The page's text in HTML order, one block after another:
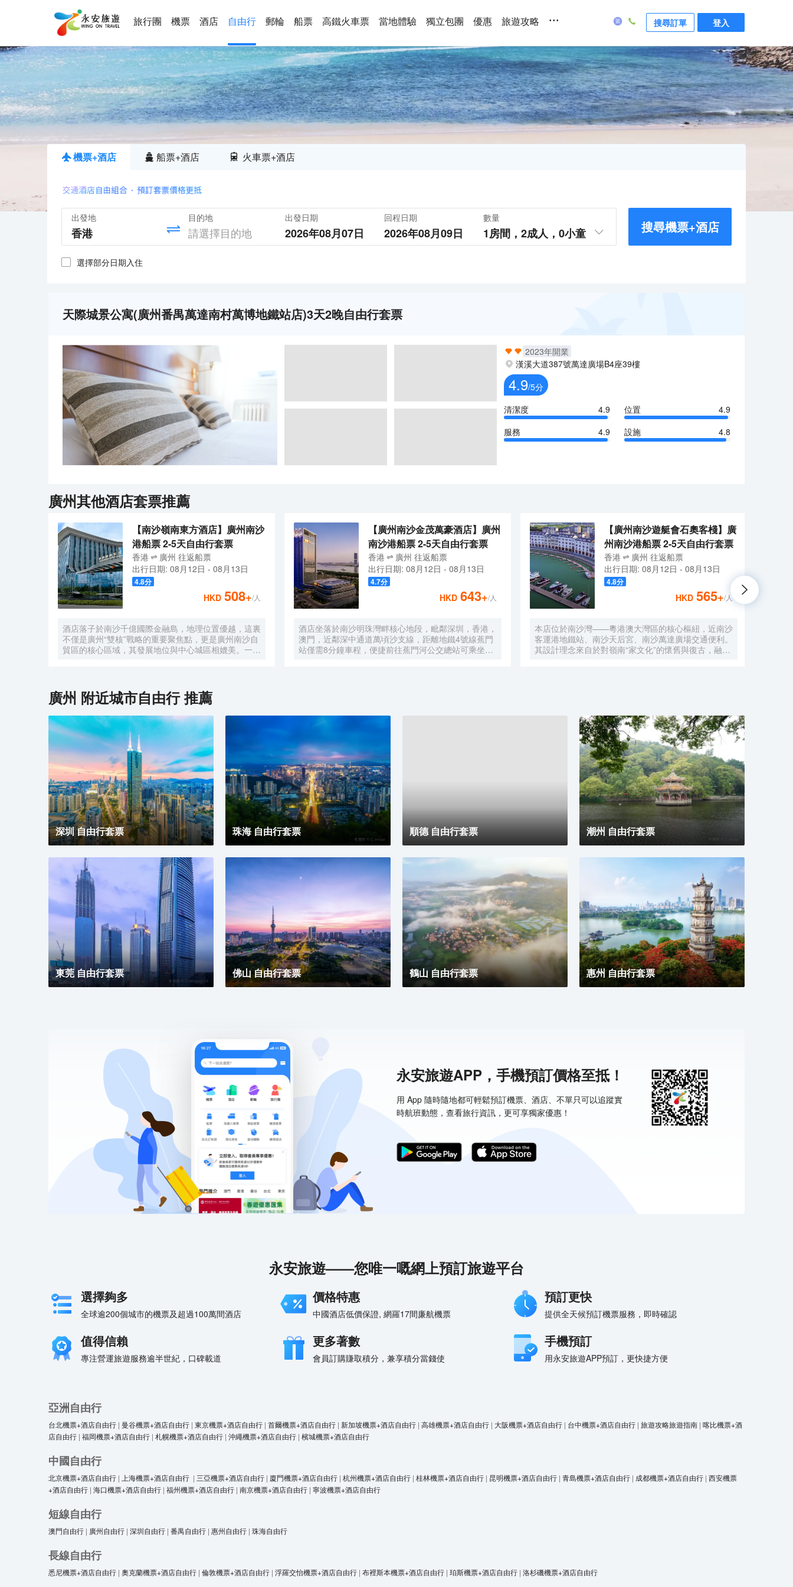
旅行團 機票 酒店 自由行 郵輪 船票 高鐵火車票 當地體驗 獨立包團 優惠 旅遊攻略 ... 搜尋訂單 登入
機票+酒店 船票+酒店 火車票+酒店
出發地 目的地 出發日期
2026年08月07日
回程日期
2026年08月09日
數量
1房間， 2成人， 0小童 搜尋機票+酒店
選擇部分日期入住
天際城景公寓(廣州番禺萬達南村萬博地鐵站店)3天2晚自由行套票
2023年開業
漢溪大道387號萬達廣場B4座39樓
4.9/5分
清潔度
4.9 位置
4.9
服務
4.9 設施 4.8
廣州其他酒店套票推薦
【南沙嶺南東方酒店】廣州南沙
港船票 2-5天自由行套票
香港 廣州 往返船票
出行日期: 08月12日 - 08月13日
4.8分
HKD 508+/人
酒店落子於南沙千億國際金融島，地理位置優越，這裏
不僅是廣州“雙核”戰略的重要聚焦點，更是廣州南沙自
貿區的核心區域，其發展地位與中心城區相媲美。一小
含西式願景——Amazing（令人驚歎），
Astonishing（令人震撼），隱含着酒店將成為南沙乃
至全球矚目的中式美學新地標的美好期許。 酒店作為
南沙國際會展中心綜合體重要組成部分，以“木棉花
開，鴻翔海絲”之設計理念，以大灣區金融新地標之姿
態，締造南沙“立足灣區、協同港澳、面向世界”的實踐
範本。
【廣州南沙金茂萬豪酒店】廣州
南沙港船票 2-5天自由行套票
香港 廣州 往返船票
出行日期: 08月12日 - 08月13日
4.7分
HKD 643+/人
酒店坐落於南沙明珠灣畔核心地段，毗鄰深圳，香港，
澳門，近鄰深中通道萬頃沙支線，距離地鐵4號線蕉門
站僅需8分鐘車程，便捷前往蕉門河公交總站可乘坐機
代經典與優雅，滿足休閒賓客對在地文化的探索與體
驗。配備粵式風味的林苑中餐廳、中西結合的漁人碼頭
珍饈美饌。酒店擁有馬丁叔叔的農場，小朋友們可盡情
與小動物們互動亦或參與馬丁叔叔課堂，共度愉快的親
子時光。同時，酒店擁有1,600平方米的宴會及會議場
地以及寬敞的戶外草坪，可滿足不同的會議及宴會需
求，無論商務出行亦或休閒旅遊期待與您共赴南沙，遇
見另一種可能。
【廣州南沙遊艇會石奧客棧】廣
州南沙港船票 2-5天自由行套票
香港 廣州 往返船票
出行日期: 08月12日 - 08月13日
4.8分
HKD 565+/人
本店位於南沙灣——粵港澳大灣區的核心樞紐，近南沙
客運港地鐵站、南沙天后宮、南沙萬達廣場交通便利。
其設計理念來自於對嶺南“家文化”的懷舊與復古，融合
室，主要提供早餐、茶點、飲品、簡餐等服務；同時亦
與中國大陸獲得“五金錨”獎的南沙遊艇會提供宴會/婚
宴/會議、中西式餐飲、遊艇觀光/租賃、帆船租賃/體
驗、遊艇帆船駕證考取等不同種服務功能，打造出一種
特色的休閒度假空間。
廣州 附近城市自由行 推薦
深圳 自由行套票 珠海 自由行套票 順德 自由行套票 潮州 自由行套票
東莞 自由行套票 佛山 自由行套票 鶴山 自由行套票 惠州 自由行套票
永安旅遊APP，手機預訂價格至抵！
用 App 隨時隨地都可輕鬆預訂機票、酒店、不單只可以追蹤實
時航班動態，查看旅行資訊，更可享獨家優惠！
永安旅遊——您唯一嘅網上預訂旅遊平台
選擇夠多
全球逾200個城市的機票及超過100萬間酒店
價格特惠
中國酒店低價保證, 網羅17間廉航機票
預訂更快
提供全天候預訂機票服務，即時確認
值得信賴
專注營運旅遊服務逾半世紀，口碑載道
更多著數
會員訂購賺取積分，兼享積分當錢使
手機預訂
用永安旅遊APP預訂，更快捷方便
亞洲自由行
台北機票+酒店自由行 | 曼谷機票+酒店自由行 | 東京機票+酒店自由行 | 首爾機票+酒店自由行 | 新加坡機票+酒店自由行 | 高雄機票+酒店自由行 | 大阪機票+酒店自由行 | 台中機票+酒店自由行 | 旅遊攻略旅遊指南 | 喀比機票+酒
店自由行 | 福岡機票+酒店自由行 | 札幌機票+酒店自由行 | 沖繩機票+酒店自由行 | 檳城機票+酒店自由行
中國自由行
北京機票+酒店自由行 | 上海機票+酒店自由行 | 三亞機票+酒店自由行 | 廈門機票+酒店自由行 | 杭州機票+酒店自由行 | 桂林機票+酒店自由行 | 昆明機票+酒店自由行 | 青島機票+酒店自由行 | 成都機票+酒店自由行 | 西安機票
+酒店自由行 | 海口機票+酒店自由行 | 福州機票+酒店自由行 | 南京機票+酒店自由行 | 寧波機票+酒店自由行
短線自由行
澳門自由行 | 廣州自由行 | 深圳自由行 | 番禺自由行 | 惠州自由行 | 珠海自由行
長線自由行
悉尼機票+酒店自由行 | 奧克蘭機票+酒店自由行 | 倫敦機票+酒店自由行 | 浮羅交怡機票+酒店自由行 | 布裡斯本機票+酒店自由行 | 珀斯機票+酒店自由行 | 洛杉磯機票+酒店自由行